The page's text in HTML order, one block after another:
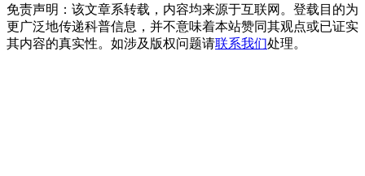
免责声明：该文章系转载，内容均来源于互联网。登载目的为
更广泛地传递科普信息，并不意味着本站赞同其观点或已证实
其内容的真实性。如涉及版权问题请联系我们处理。